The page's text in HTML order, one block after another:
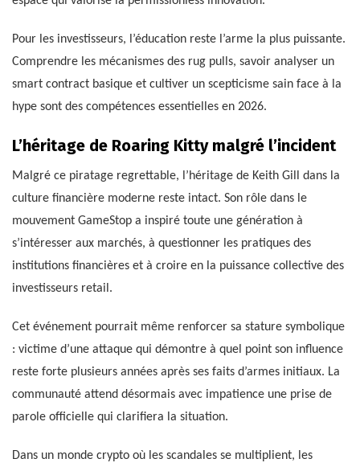
Pour les investisseurs, l’éducation reste l’arme la plus puissante.
Comprendre les mécanismes des rug pulls, savoir analyser un
smart contract basique et cultiver un scepticisme sain face à la
hype sont des compétences essentielles en 2026.
L’héritage de Roaring Kitty malgré l’incident
Malgré ce piratage regrettable, l’héritage de Keith Gill dans la
culture financière moderne reste intact. Son rôle dans le
mouvement GameStop a inspiré toute une génération à
s’intéresser aux marchés, à questionner les pratiques des
institutions financières et à croire en la puissance collective des
investisseurs retail.
Cet événement pourrait même renforcer sa stature symbolique
: victime d’une attaque qui démontre à quel point son influence
reste forte plusieurs années après ses faits d’armes initiaux. La
communauté attend désormais avec impatience une prise de
parole officielle qui clarifiera la situation.
Dans un monde crypto où les scandales se multiplient, les